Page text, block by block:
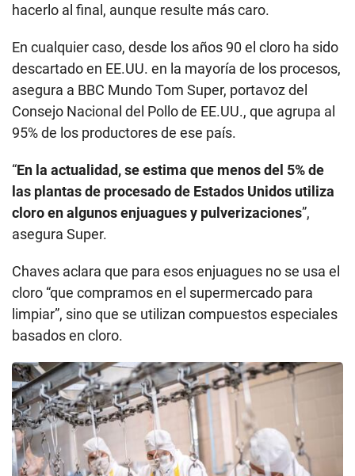
hacerlo al final, aunque resulte más caro.
En cualquier caso, desde los años 90 el cloro ha sido
descartado en EE.UU. en la mayoría de los procesos,
asegura a BBC Mundo Tom Super, portavoz del
Consejo Nacional del Pollo de EE.UU., que agrupa al
95% de los productores de ese país.
“En la actualidad, se estima que menos del 5% de
las plantas de procesado de Estados Unidos utiliza
cloro en algunos enjuagues y pulverizaciones”,
asegura Super.
Chaves aclara que para esos enjuagues no se usa el
cloro “que compramos en el supermercado para
limpiar”, sino que se utilizan compuestos especiales
basados en cloro.